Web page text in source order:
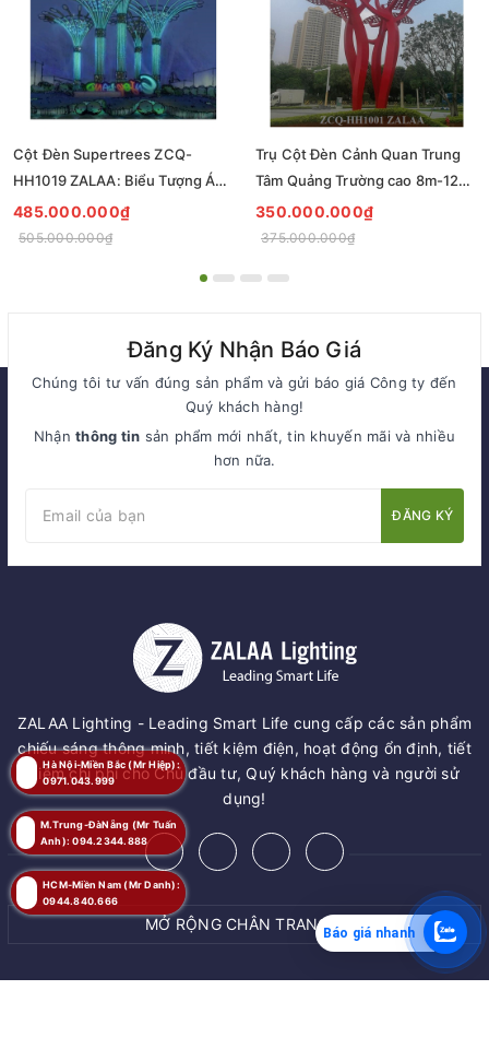
Cột Đèn Supertrees ZCQ-
HH1019 ZALAA: Biểu Tượng Ánh
Sáng Cho Đại Đô Thị
485.000.000₫
505.000.000₫
Trụ Cột Đèn Cảnh Quan Trung
Tâm Quảng Trường cao 8m-12m
ZCQ-HH1001 ZALAA Fortune
Tree Series
350.000.000₫
375.000.000₫
Đăng Ký Nhận Báo Giá
Chúng tôi tư vấn đúng sản phẩm và gửi báo giá Công ty đến
Quý khách hàng!
Nhậnthông tin sản phẩm mới nhất, tin khuyến mãi và nhiều
hơn nữa.
ĐĂNG KÝ
ZALAA Lighting - Leading Smart Life cung cấp các sản phẩm
chiếu sáng thông minh, tiết kiệm điện, hoạt động ổn định, tiết
kiệm chi phí cho Chủ đầu tư, Quý khách hàng và người sử
dụng!
MỞ RỘNG CHÂN TRANG
HCM-Miền Nam (Mr Danh):
0944.840.666
Hà Nội-Miền Bắc (Mr Hiệp):
0971.043.999
M.Trung-ĐàNẵng (Mr Tuấn
Anh): 094.2344.888
Báo giá nhanh